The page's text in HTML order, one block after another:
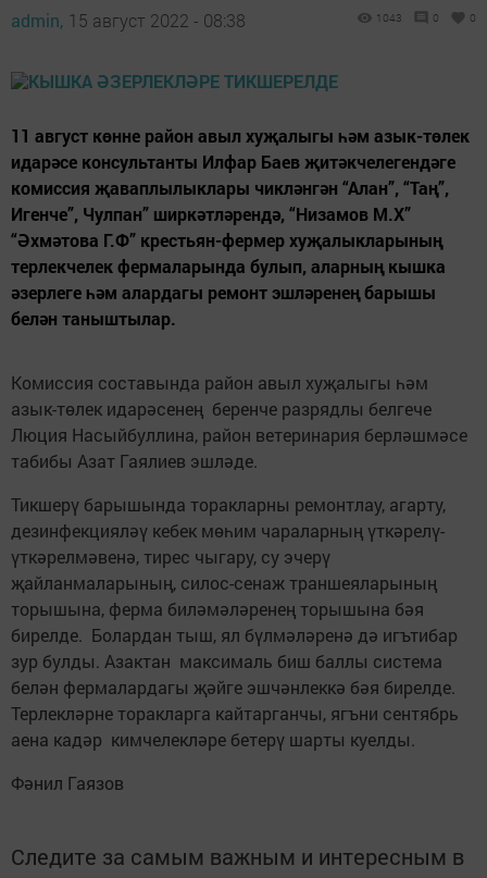
admin, 15 август 2022 - 08:38 1043 0 0
11 август көнне район авыл хуҗалыгы һәм азык-төлек
идарәсе консультанты Илфар Баев җитәкчелегендәге
комиссия җаваплылыклары чикләнгән “Алан”, “Таң”,
Игенче”, Чулпан” ширкәтләрендә, “Низамов М.Х”
“Әхмәтова Г.Ф” крестьян-фермер хуҗалыкларының
терлекчелек фермаларында булып, аларның кышка
әзерлеге һәм алардагы ремонт эшләренең барышы
белән таныштылар.
Комиссия составында район авыл хуҗалыгы һәм
азык-төлек идарәсенең беренче разрядлы белгече
Люция Насыйбуллина, район ветеринария берләшмәсе
табибы Азат Гаялиев эшләде.
Тикшерү барышында торакларны ремонтлау, агарту,
дезинфекцияләү кебек мөһим чараларның үткәрелү-
үткәрелмәвенә, тирес чыгару, су эчерү
җайланмаларының, силос-сенаж траншеяларының
торышына, ферма биләмәләренең торышына бәя
бирелде. Болардан тыш, ял бүлмәләренә дә игътибар
зур булды. Азактан максималь биш баллы система
белән фермалардагы җәйге эшчәнлеккә бәя бирелде.
Терлекләрне торакларга кайтарганчы, ягъни сентябрь
аена кадәр кимчелекләре бетерү шарты куелды.
Фәнил Гаязов
Следите за самым важным и интересным в